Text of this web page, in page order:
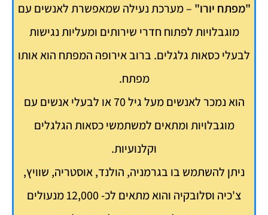
"מפתח יורו" – מערכת נעילה שמאפשרת לאנשים עם
מוגבלויות לפתוח חדרי שירותים ומעליות נגישות
לבעלי כסאות גלגלים. ברוב אירופה המפתח הוא אותו
מפתח.
הוא נמכר לאנשים מעל גיל 70 או לבעלי אנשים עם
מוגבלויות ומתאים למשתמשי כסאות הגלגלים
וקלנועיות.
ניתן להשתמש בו בגרמניה, הולנד, אוסטריה, שוויץ,
צ'כיה וסלובקיה והוא מתאים לכ- 12,000 מנעולים